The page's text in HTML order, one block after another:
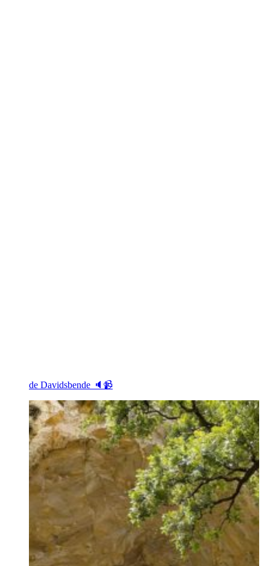
de Davidsbende 🔈📹